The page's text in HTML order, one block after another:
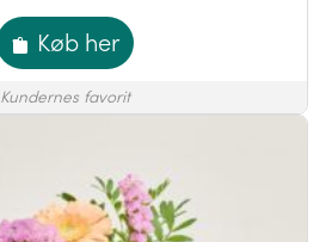
Køb her
Kundernes favorit